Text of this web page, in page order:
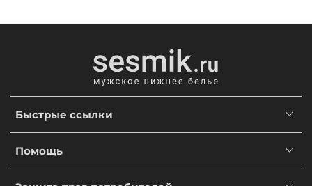
Быстрые ссылки
Помощь